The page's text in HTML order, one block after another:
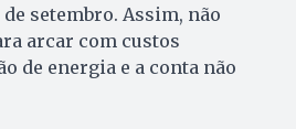
setembro. Assim, não
arcar com custos
de energia e a conta não